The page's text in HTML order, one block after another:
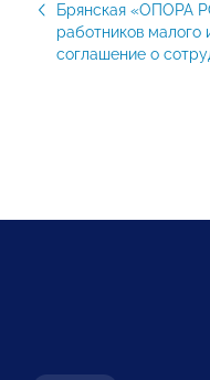
Брянская «ОПОРА
работников малого
соглашение о